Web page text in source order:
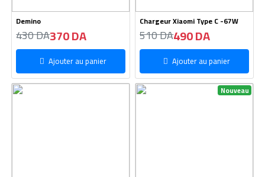
Demino
430 DA370 DA
Ajouter au panier
Chargeur Xiaomi Type C -67W
510 DA490 DA
Ajouter au panier
Nouveau